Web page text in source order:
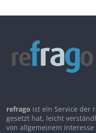
refrago ist ein Service der
gesetzt hat, leicht
von allgemeinem